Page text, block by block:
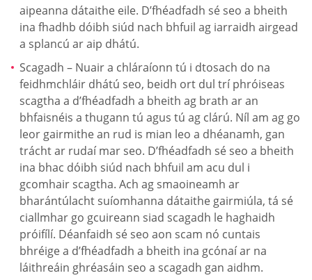
aipeanna dátaithe eile. D’fhéadfadh sé seo a bheith
ina fhadhb dóibh siúd nach bhfuil ag iarraidh airgead
a splancú ar aip dhátú.
Scagadh – Nuair a chláraíonn tú i dtosach do na
feidhmchláir dhátú seo, beidh ort dul trí phróiseas
scagtha a d’fhéadfadh a bheith ag brath ar an
bhfaisnéis a thugann tú agus tú ag clárú. Níl am ag go
leor gairmithe an rud is mian leo a dhéanamh, gan
trácht ar rudaí mar seo. D’fhéadfadh sé seo a bheith
ina bhac dóibh siúd nach bhfuil am acu dul i
gcomhair scagtha. Ach ag smaoineamh ar
bharántúlacht suíomhanna dátaithe gairmiúla, tá sé
ciallmhar go gcuireann siad scagadh le haghaidh
próifílí. Déanfaidh sé seo aon scam nó cuntais
bhréige a d’fhéadfadh a bheith ina gcónaí ar na
láithreáin ghréasáin seo a scagadh gan aidhm.